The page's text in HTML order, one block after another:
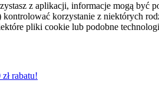
z aplikacji, informacje mogą być
kontrolować korzystanie z niektórych
pliki cookie lub podobne
rabatu!